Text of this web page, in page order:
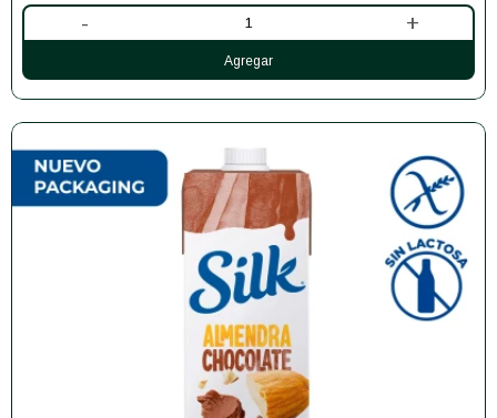
- +